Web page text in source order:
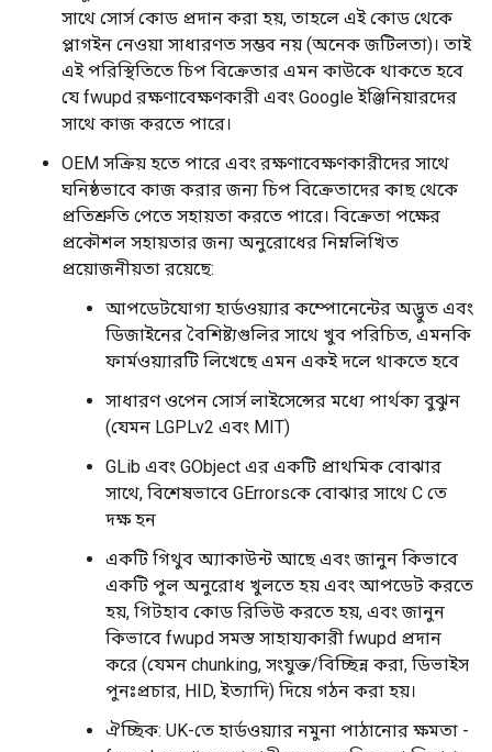
সাথে সোর্স কোড প্রদান করা হয়, তাহলে এই কোড থেকে
প্লাগইন নেওয়া সাধারণত সম্ভব নয় (অনেক জটিলতা)। তাই
এই পরিস্থিতিতে চিপ বিক্রেতার এমন কাউকে থাকতে হবে
যে fwupd রক্ষণাবেক্ষণকারী এবং Google ইঞ্জিনিয়ারদের
সাথে কাজ করতে পারে।
OEM সক্রিয় হতে পারে এবং রক্ষণাবেক্ষণকারীদের সাথে
ঘনিষ্ঠভাবে কাজ করার জন্য চিপ বিক্রেতাদের কাছ থেকে
প্রতিশ্রুতি পেতে সহায়তা করতে পারে। বিক্রেতা পক্ষের
প্রকৌশল সহায়তার জন্য অনুরোধের নিম্নলিখিত
প্রয়োজনীয়তা রয়েছে:
আপডেটযোগ্য হার্ডওয়্যার কম্পোনেন্টের অদ্ভুত এবং
ডিজাইনের বৈশিষ্ট্যগুলির সাথে খুব পরিচিত, এমনকি
ফার্মওয়্যারটি লিখেছে এমন একই দলে থাকতে হবে
সাধারণ ওপেন সোর্স লাইসেন্সের মধ্যে পার্থক্য বুঝুন
(যেমন LGPLv2 এবং MIT)
GLib এবং GObject এর একটি প্রাথমিক বোঝার
সাথে, বিশেষভাবে GErrorsকে বোঝার সাথে C তে
দক্ষ হন
একটি গিথুব অ্যাকাউন্ট আছে এবং জানুন কিভাবে
একটি পুল অনুরোধ খুলতে হয় এবং আপডেট করতে
হয়, গিটহাব কোড রিভিউ করতে হয়, এবং জানুন
কিভাবে fwupd সমস্ত সাহায্যকারী fwupd প্রদান
করে (যেমন chunking, সংযুক্ত/বিচ্ছিন্ন করা, ডিভাইস
পুনঃপ্রচার, HID, ইত্যাদি) দিয়ে গঠন করা হয়।
ঐচ্ছিক: UK-তে হার্ডওয়্যার নমুনা পাঠানোর ক্ষমতা -